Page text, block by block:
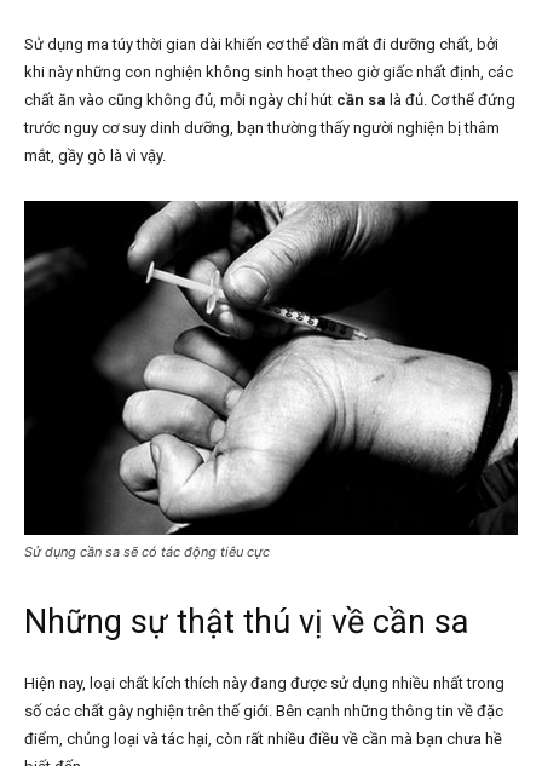
Sử dụng ma túy thời gian dài khiến cơ thể dần mất đi dưỡng chất, bởi
khi này những con nghiện không sinh hoạt theo giờ giấc nhất định, các
chất ăn vào cũng không đủ, mỗi ngày chỉ hút cần sa là đủ. Cơ thể đứng
trước nguy cơ suy dinh dưỡng, bạn thường thấy người nghiện bị thâm
mắt, gầy gò là vì vậy.
Sử dụng cần sa sẽ có tác động tiêu cực
Những sự thật thú vị về cần sa
Hiện nay, loại chất kích thích này đang được sử dụng nhiều nhất trong
số các chất gây nghiện trên thế giới. Bên cạnh những thông tin về đặc
điểm, chủng loại và tác hại, còn rất nhiều điều về cần mà bạn chưa hề